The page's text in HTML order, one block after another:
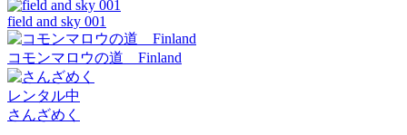
field and sky 001
コモンマロウの道 Finland
レンタル中
さんざめく